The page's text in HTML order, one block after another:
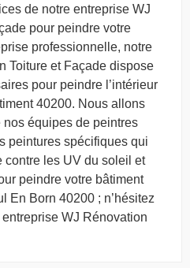
de notre entreprise WJ
pour peindre votre
professionnelle, notre
Toiture et Façade dispose
pour peindre l’intérieur
40200. Nous allons
équipes de peintres
peintures spécifiques qui
contre les UV du soleil et
peindre votre bâtiment
En Born 40200 ; n’hésitez
WJ Rénovation